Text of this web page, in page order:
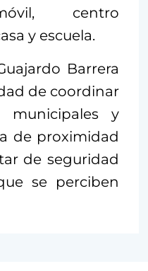
centro
y escuela.
Barrera
de coordinar
municipales y
de proximidad
de seguridad
se perciben